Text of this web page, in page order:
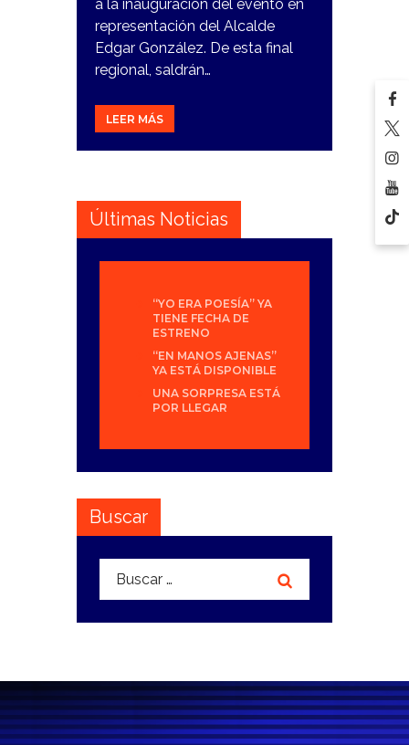
a la inauguración del evento en
representación del Alcalde
Edgar González. De esta final
regional, saldrán…
LEER MÁS
Últimas Noticias
“YO ERA POESÍA” YA
TIENE FECHA DE
ESTRENO
“EN MANOS AJENAS”
YA ESTÁ DISPONIBLE
UNA SORPRESA ESTÁ
POR LLEGAR
Buscar
Buscar: